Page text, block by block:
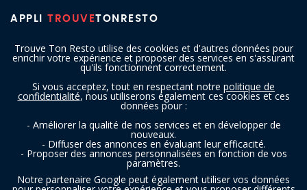
Trouve Ton Resto utilise des cookies et d'autres données pour
enrichir votre expérience et proposer des services en s'assurant
qu'ils fonctionnent correctement.
Si vous acceptez, tout en respectant notre politique de
confidentialité, nous utiliserons également ces cookies et ces
données pour :
- Améliorer la qualité de nos services et en développer de
nouveaux.
- Diffuser des annonces en évaluant leur efficacité.
- Proposer des annonces personnalisées en fonction de vos
paramètres.
Notre partenaire Google peut également utiliser vos données
APPLI TROUVETONRESTO
SUIVEZ-NOUS